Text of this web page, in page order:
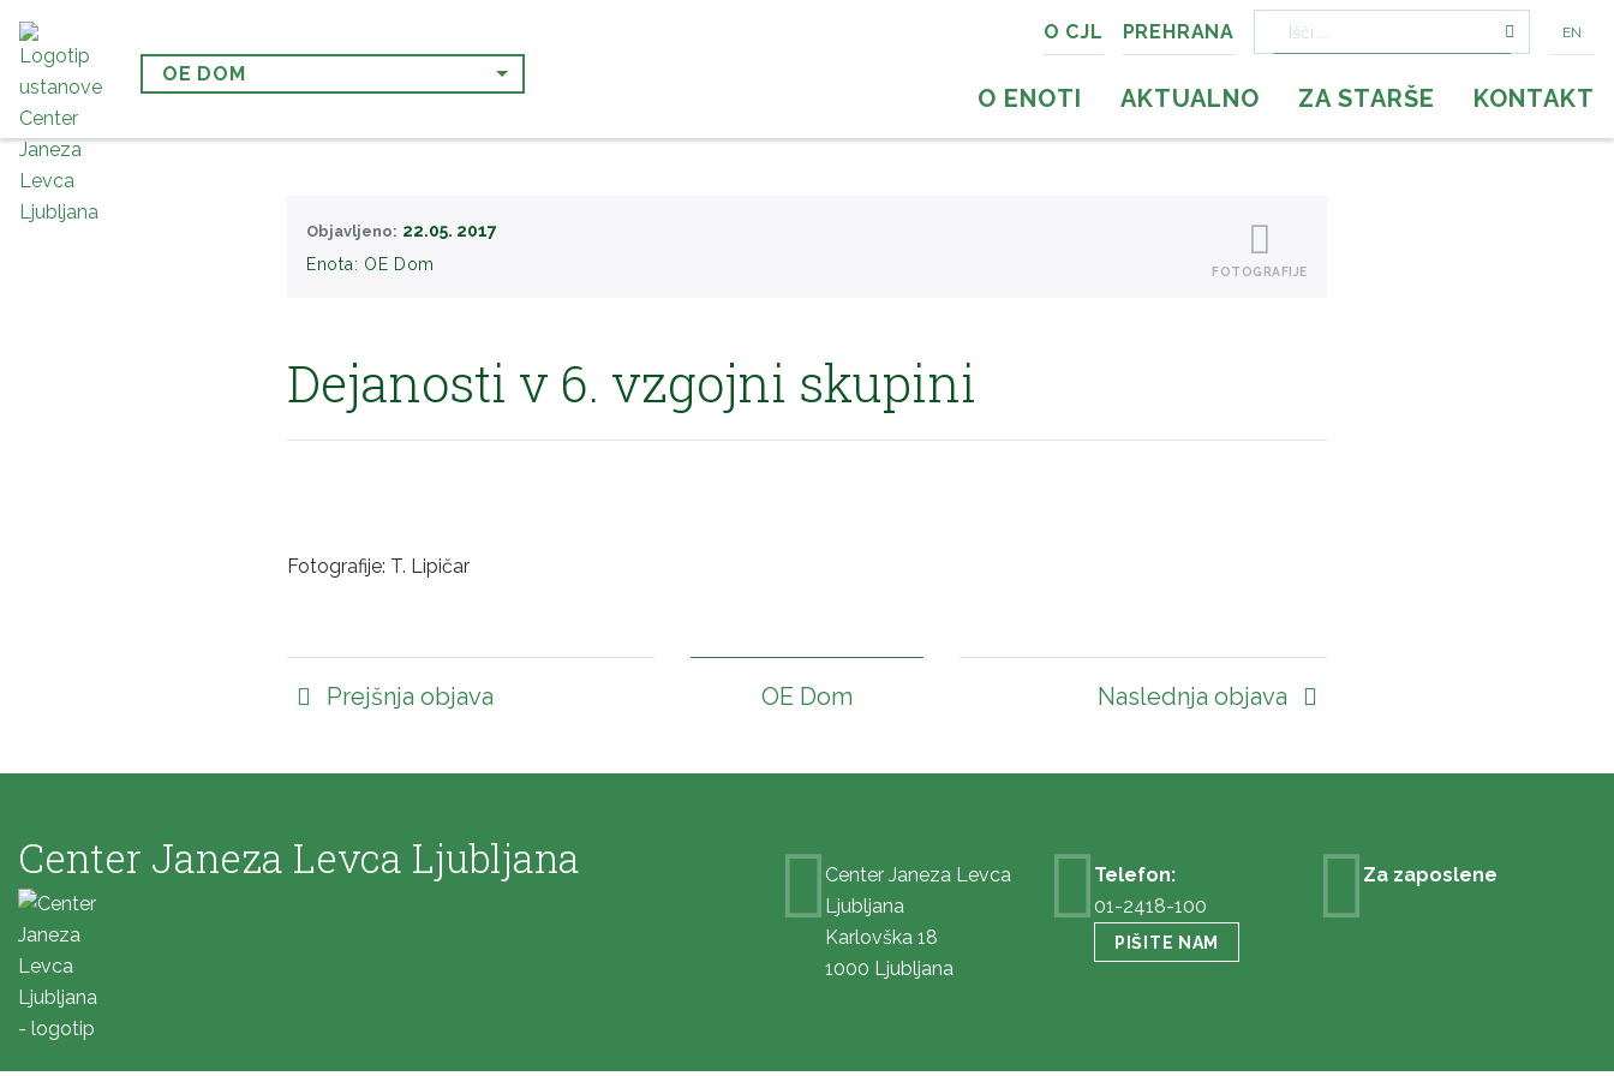
OE DOM
EN
O CJL PREHRANA
O ENOTI AKTUALNO ZA STARŠE KONTAKT
Objavljeno: 22.05. 2017
Enota: OE Dom FOTOGRAFIJE
Dejanosti v 6. vzgojni skupini
Fotografije: T. Lipičar
Prejšnja objava OE Dom Naslednja objava
Center Janeza Levca Ljubljana
Center Janeza Levca
Ljubljana
Karlovška 18
1000 Ljubljana
Telefon:
01-2418-100
PIŠITE NAM
Za zaposlene